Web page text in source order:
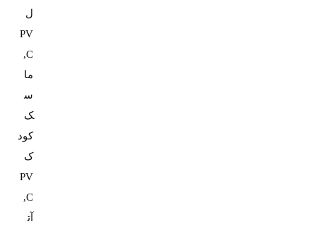
ل
PV
C,
ما
س
ک
کود
ک
PV
C,
آت